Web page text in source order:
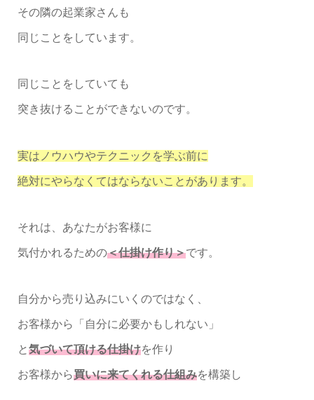
その隣の起業家さんも
同じことをしています。
同じことをしていても
突き抜けることができないのです。
実はノウハウやテクニックを学ぶ前に
絶対にやらなくてはならないことがあります。
それは、あなたがお客様に
気付かれるための＜仕掛け作り＞です。
自分から売り込みにいくのではなく、
お客様から「自分に必要かもしれない」
と気づいて頂ける仕掛けを作り
お客様から買いに来てくれる仕組みを構築し